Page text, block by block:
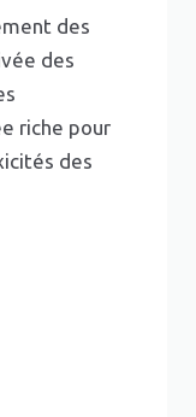
des
des
riche pour
des